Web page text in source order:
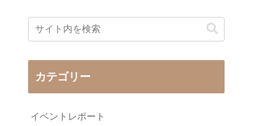
カテゴリー
イベントレポート